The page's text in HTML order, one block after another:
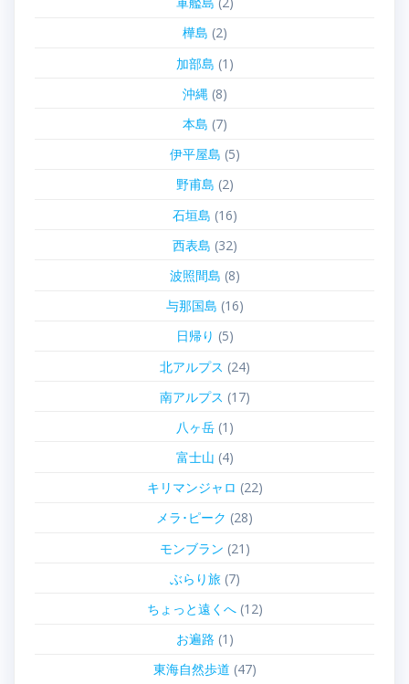
樺島 (2)
加部島 (1)
沖縄(8)
本島 (7)
伊平屋島 (5)
野甫島 (2)
石垣島 (16)
西表島 (32)
波照間島 (8)
与那国島 (16)
日帰り (5)
北アルプス (24)
南アルプス (17)
八ヶ岳(1)
富士山 (4)
キリマンジャロ (22)
メラ･ピーク (28)
モンブラン (21)
ぶらり旅(7)
ちょっと遠くへ(12)
お遍路 (1)
東海自然歩道 (47)